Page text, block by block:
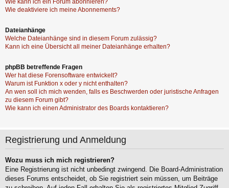
Wie kann ich ein Forum abonnieren?
Wie deaktiviere ich meine Abonnements?
Dateianhänge
Welche Dateianhänge sind in diesem Forum zulässig?
Kann ich eine Übersicht all meiner Dateianhänge erhalten?
phpBB betreffende Fragen
Wer hat diese Forensoftware entwickelt?
Warum ist Funktion x oder y nicht enthalten?
An wen soll ich mich wenden, falls es Beschwerden oder juristische Anfragen
zu diesem Forum gibt?
Wie kann ich einen Administrator des Boards kontaktieren?
Registrierung und Anmeldung
Wozu muss ich mich registrieren?
Eine Registrierung ist nicht unbedingt zwingend. Die Board-Administration
dieses Forums entscheidet, ob Sie registriert sein müssen, um Beiträge